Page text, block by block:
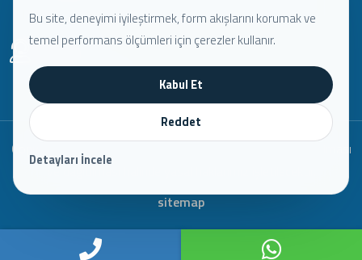
Telefon:
0242 346 3 346
Copyright © 2022. Her Hakkı Saklıdır. kopyalanması, çoğaltılması
ve dağıtılması halinde yasal haklarımız işletilecektir.
sitemap
Bu site, deneyimi iyileştirmek, form akışlarını korumak ve
temel performans ölçümleri için çerezler kullanır.
Kabul Et
Reddet
Detayları İncele